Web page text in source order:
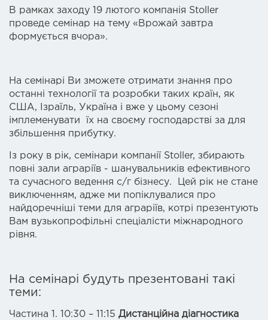
В рамках заходу 19 лютого компанія Stoller
проведе семінар на тему «Врожай завтра
формується вчора».
На семінарі Ви зможете отримати знання про
останні технології та розробки таких країн, як
США, Ізраїль, Україна і вже у цьому сезоні
імплеменувати їх на своєму господарстві за для
збільшення прибутку.
Із року в рік, семінари компанії Stoller, збирають
повні зали аграріїв - шанувальників ефективного
та сучасного ведення с/г бізнесу. Цей рік не стане
виключенням, адже ми попіклувалися про
найдоречніші теми для аграріїв, котрі презентують
Вам вузькопрофільні спеціалісти міжнародного
рівня.
На семінарі будуть презентовані такі
теми:
Частина 1. 10:30 – 11:15 Дистанційна діагностика